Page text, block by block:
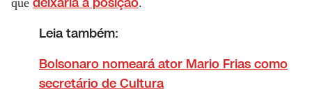
que
.
Leia também:
Bolsonaro nomeará ator Mario Frias como
secretário de Cultura